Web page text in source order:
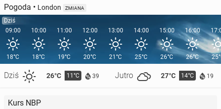
Pogoda • London ZMIANA
Dziś
09:00
18°C
Dziś 26°C 11°C 39 Jutro 27°C 14°C 19
10:00
18°C
11:00
19°C
12:00
20°C
13:00
21°C
14:00
25°C
15:00
26°C
16:00
26°C
Kurs NBP